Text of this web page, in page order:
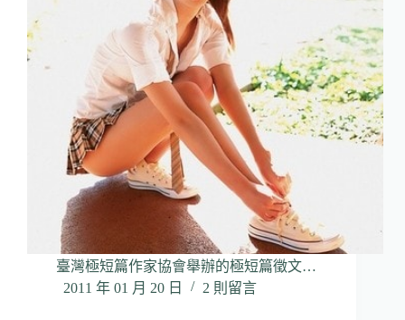
臺灣極短篇作家協會舉辦的極短篇徵文…
2011 年 01 月 20 日
2 則留言